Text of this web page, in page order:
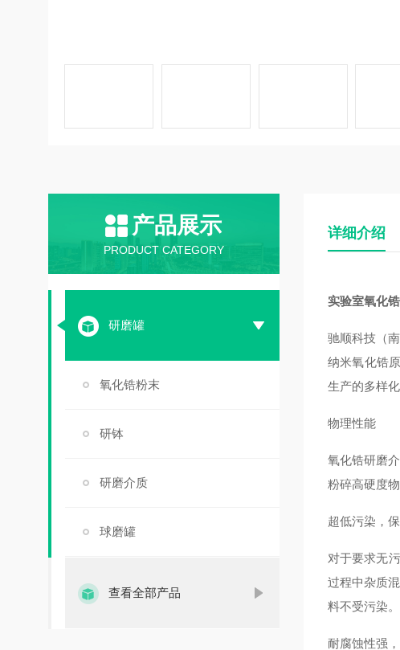
产品展示
PRODUCT CATEGORY
研磨罐
氧化锆粉末
研钵
研磨介质
球磨罐
查看全部产品
详细介绍
实验室氧化
驰顺科技（
纳米氧化锆
生产的多样
物理性能
氧化锆研磨
粉碎高硬度
超低污染，
对于要求无
过程中杂质
料不受污染。
耐腐蚀性强